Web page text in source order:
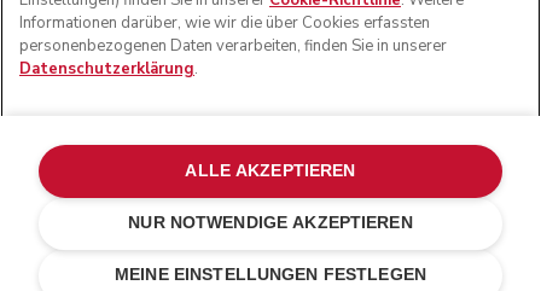
€ 76,30 € 109,00
Kosten einsparen € 32,70
© KitchenAid 2026 - Alle Rechte vorbehalten. KitchenAid
und das Design der Küchenmaschine sind eingetragene
Marken in den USA und in anderen Ländern.
Online-Schlichtung
Informationen darüber, wie wir die über Cookies erfassten
personenbezogenen Daten verarbeiten, finden Sie in unserer
Datenschutzerklärung.
MEINE EINSTELLUNGEN FESTLEGEN
NUR NOTWENDIGE AKZEPTIEREN
ALLE AKZEPTIEREN